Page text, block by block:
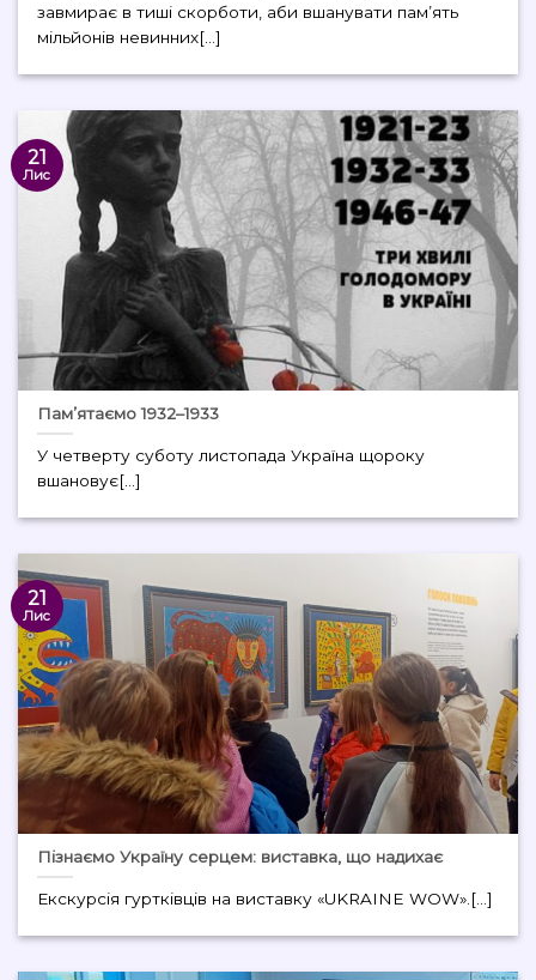
завмирає в тиші скорботи, аби вшанувати пам’ять
мільйонів невинних[...]
Пам’ятаємо 1932–1933
У четверту суботу листопада Україна щороку
вшановує[...]
21
Лис
Пізнаємо Україну серцем: виставка, що надихає
Екскурсія гуртківців на виставку «UKRAINE WOW».[...]
21
Лис